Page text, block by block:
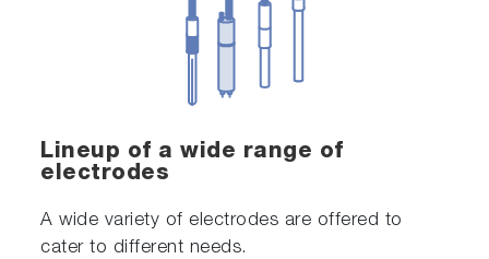
Lineup of a wide range of
electrodes
A wide variety of electrodes are offered to
cater to different needs.